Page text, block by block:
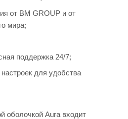
от BM GROUP и от
мира;
поддержка 24/7;
для удобства
оболочкой Aura входит